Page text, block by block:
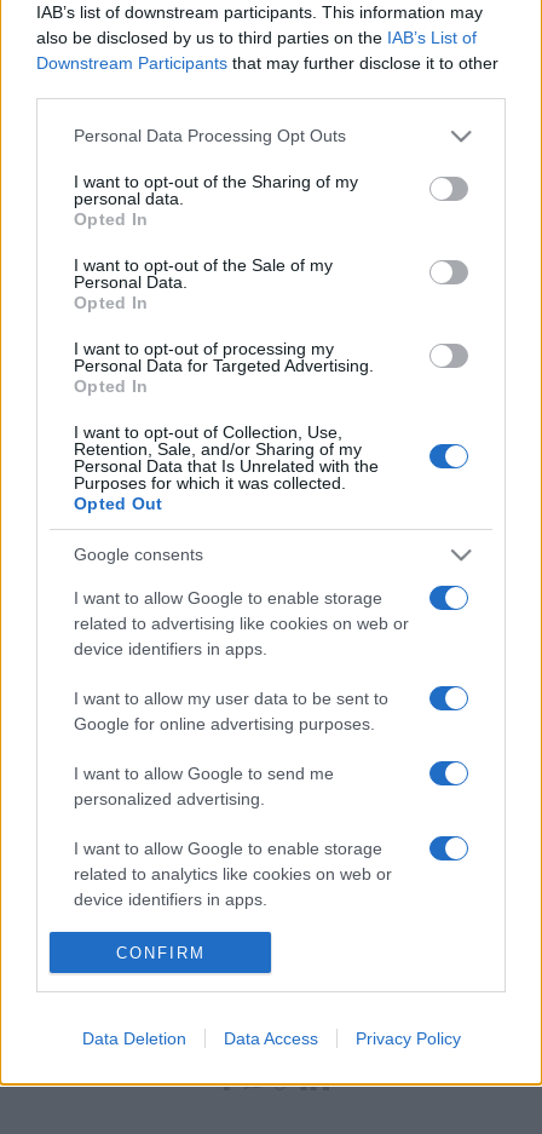
IAB’s list of downstream participants. This information may
also be disclosed by us to third parties on the IAB’s List of
Downstream Participants that may further disclose it to other
Please note that this website/app uses one or more Google
not limited to your visit or usage behaviour. You may click to
grant or deny consent to Google and its third-party tags to
use your data for below specified purposes in below Google
consent section.
Personal Data Processing Opt Outs
I want to opt-out of the Sharing of my
personal data.
Opted In
I want to opt-out of the Sale of my
Personal Data.
Opted In
I want to opt-out of processing my
Personal Data for Targeted Advertising.
Opted In
I want to opt-out of Collection, Use,
Retention, Sale, and/or Sharing of my
Personal Data that Is Unrelated with the
Purposes for which it was collected.
Opted Out
Google consents
I want to allow Google to enable storage
related to advertising like cookies on web or
device identifiers in apps.
I want to allow my user data to be sent to
Google for online advertising purposes.
I want to allow Google to send me
personalized advertising.
I want to allow Google to enable storage
related to analytics like cookies on web or
device identifiers in apps.
I want to allow Google to enable storage
related to functionality of the website or app.
related to personalization.
CONFIRM
Data Deletion Data Access Privacy Policy
Pályatükrök – Húsz portré fiatal alkotókrólcímű könyvet,
amely – mint a közlemény fogalmazott – a mai napig a
novelláicímű antológiát 2014 óta szerkeszti. A Móricz
Zsigmond alkotói ösztöndíj szakmai kuratóriumának 2015
óta, a Nemzeti Kulturális Alap Szépirodalmi Kollégiumának
2016 óta tagja. Könyvkiadói munkássága a kortárs magyar
– írta a szövetség.
Az írószövetség új elnökségi tagjainak Bene Zoltánt, L.
Simon Lászlót, Lőrincz P. Gabriellát, Rózsássy Barbarát,
Soltész Mártont és Szentmártoni Jánost választották. A
közgyűlés tizenegy örökös tagot választott, akik közül
hatan posztumusz díjat kaptak.
Örökös tagokká választották Ács Margitot, Kiss Gy. Csabát,
Lezsák Sándort, Mezey Katalint és Sárközi Mátyást. A
Magyar Írószövetség posztumusz örökös tagjává vált
Csontos János, Görömbei András, Kabdebó Lóránt,
Monostori Imre, Papp Tibor és Vathy Zsuzsa.